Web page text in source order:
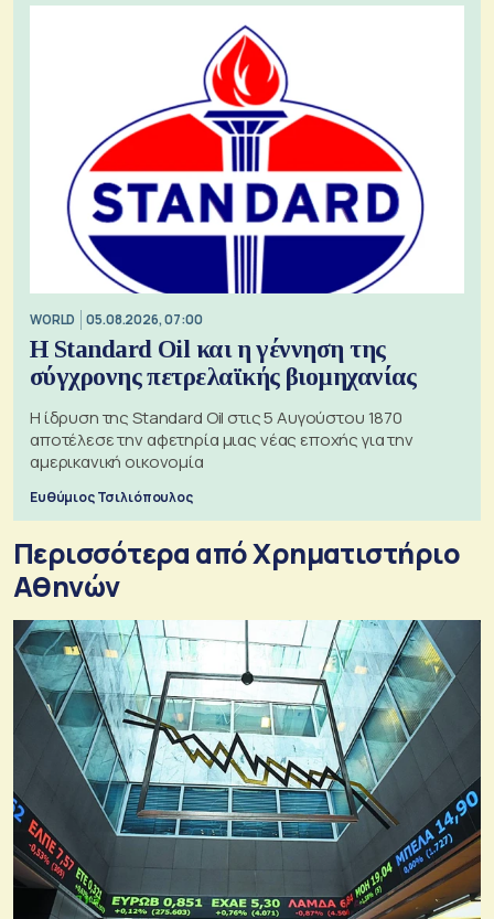
WORLD 05.08.2026, 07:00
Η Standard Oil και η γέννηση της
σύγχρονης πετρελαϊκής βιομηχανίας
Η ίδρυση της Standard Oil στις 5 Αυγούστου 1870
αποτέλεσε την αφετηρία μιας νέας εποχής για την
αμερικανική οικονομία
Ευθύμιος Τσιλιόπουλος
Περισσότερα από Xρηματιστήριο
Αθηνών